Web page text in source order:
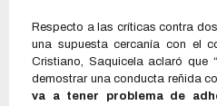
Respecto a las críticas contra
una supuesta cercanía con el
Cristiano, Saquicela aclaró que
demostrar una conducta reñida
va a tener problema de